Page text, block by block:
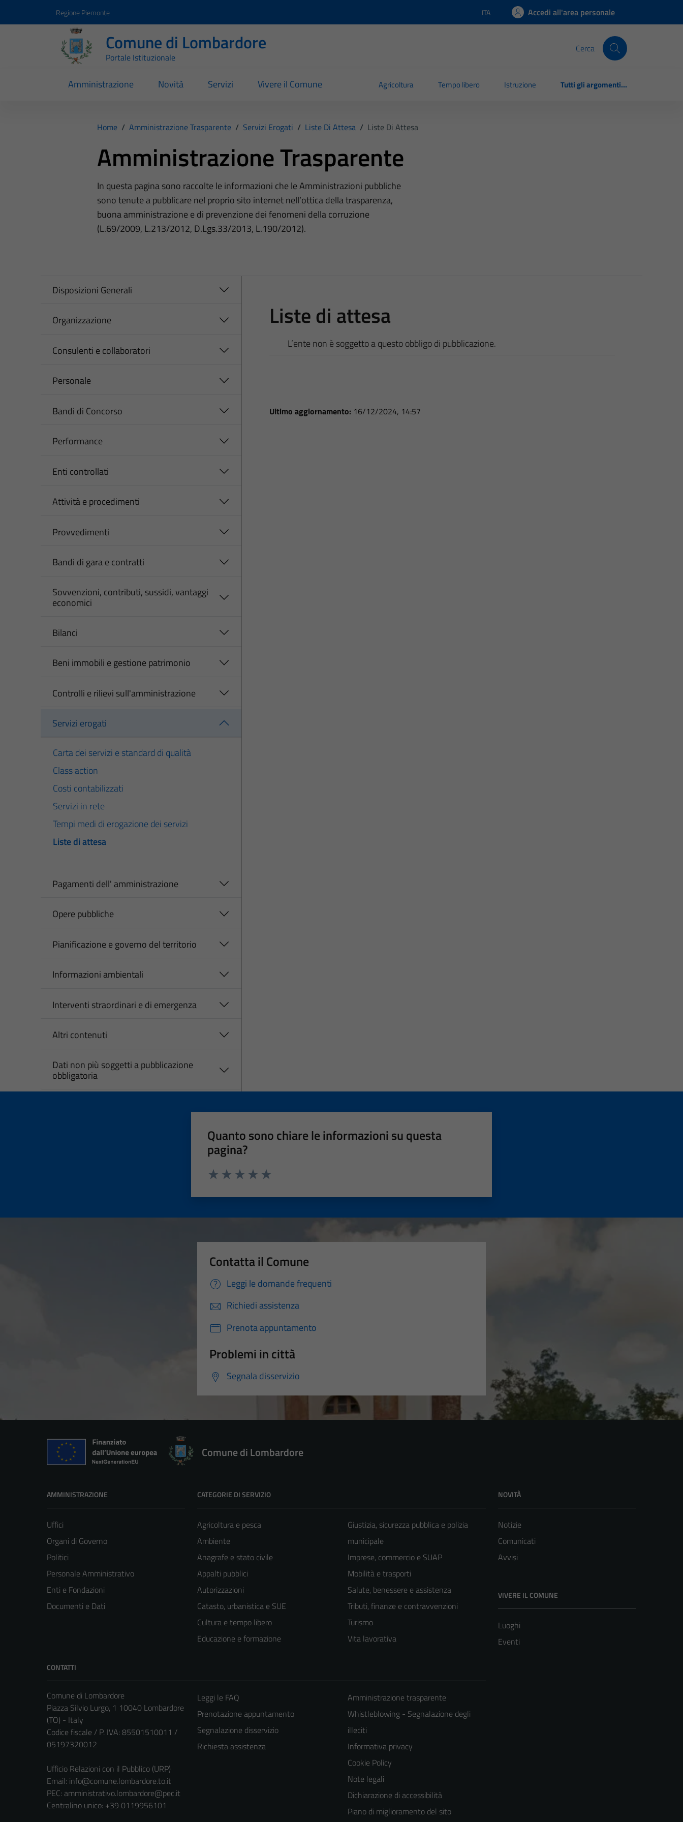
Regione Piemonte Lingua attiva:
ITA Accedi all'area personale
Comune di Lombardore
Portale Istituzionale
Cerca
Amministrazione Novità Servizi Vivere il Comune Agricoltura Tempo libero Istruzione Tutti gli argomenti...
Home / Amministrazione Trasparente / Servizi Erogati / Liste Di Attesa / Liste Di Attesa
Amministrazione Trasparente
In questa pagina sono raccolte le informazioni che le Amministrazioni pubbliche
sono tenute a pubblicare nel proprio sito internet nell’ottica della trasparenza,
buona amministrazione e di prevenzione dei fenomeni della corruzione
(L.69/2009, L.213/2012, D.Lgs.33/2013, L.190/2012).
Disposizioni Generali
Organizzazione
Consulenti e collaboratori
Personale
Bandi di Concorso
Performance
Enti controllati
Attività e procedimenti
Provvedimenti
Bandi di gara e contratti
Sovvenzioni, contributi, sussidi, vantaggi
economici
Bilanci
Beni immobili e gestione patrimonio
Controlli e rilievi sull'amministrazione
Servizi erogati
Carta dei servizi e standard di qualità
Class action
Costi contabilizzati
Servizi in rete
Tempi medi di erogazione dei servizi
Liste di attesa
Pagamenti dell' amministrazione
Opere pubbliche
Pianificazione e governo del territorio
Informazioni ambientali
Interventi straordinari e di emergenza
Altri contenuti
Dati non più soggetti a pubblicazione
obbligatoria
Liste di attesa
L’ente non è soggetto a questo obbligo di pubblicazione.
Ultimo aggiornamento: 16/12/2024, 14:57
Quanto sono chiare le informazioni su questa
pagina?
Contatta il Comune
Leggi le domande frequenti
Richiedi assistenza
Prenota appuntamento
Problemi in città
Segnala disservizio
Comune di Lombardore
AMMINISTRAZIONE
Uffici
Organi di Governo
Politici
Personale Amministrativo
Enti e Fondazioni
Documenti e Dati
CATEGORIE DI SERVIZIO
Agricoltura e pesca
Ambiente
Anagrafe e stato civile
Appalti pubblici
Autorizzazioni
Catasto, urbanistica e SUE
Cultura e tempo libero
Educazione e formazione
Giustizia, sicurezza pubblica e polizia
municipale
Imprese, commercio e SUAP
Mobilità e trasporti
Salute, benessere e assistenza
Tributi, finanze e contravvenzioni
Turismo
Vita lavorativa
NOVITÀ
Notizie
Comunicati
Avvisi
VIVERE IL COMUNE
Luoghi
Eventi
CONTATTI
Comune di Lombardore
Piazza Silvio Lurgo, 1 10040 Lombardore
(TO) - Italy
Codice fiscale / P. IVA: 85501510011 /
05197320012
Ufficio Relazioni con il Pubblico (URP)
Email: info@comune.lombardore.to.it
PEC: amministrativo.lombardore@pec.it
Centralino unico: +39 0119956101
Leggi le FAQ
Prenotazione appuntamento
Segnalazione disservizio
Richiesta assistenza
Amministrazione trasparente
Whistleblowing - Segnalazione degli
illeciti
Informativa privacy
Cookie Policy
Note legali
Dichiarazione di accessibilità
Piano di miglioramento del sito
Tecnici
Questi cookie
sono necessari
per il
funzionamento
del sito e non